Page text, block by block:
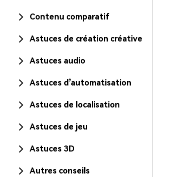
Contenu comparatif
Astuces de création créative
Astuces audio
Astuces d’automatisation
Astuces de localisation
Astuces de jeu
Astuces 3D
Autres conseils